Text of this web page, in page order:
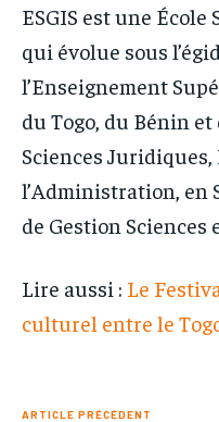
ESGIS est une
qui évolue sous
l’Enseignement
du Togo, du Bénin
Sciences
l’Administration, en
de Gestion Sciences
Lire aussi : Le
culturel entre le
ARTICLE PRÉCÉDENT